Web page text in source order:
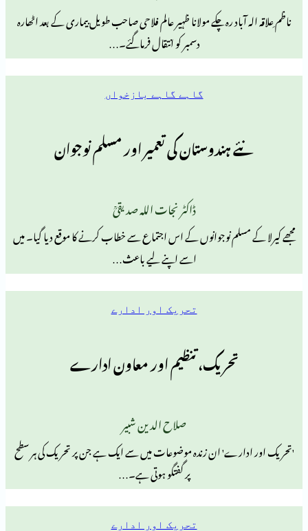
رہ چکے مولانا ظہیر عالم فلاحی صاحب طویل بیماری کے بعد اٹھارہ
دسمبر کو انتقال فرماگئے۔…
گاہے گاہے بازخواں
ہندوستان کی تعمیر اور مسلم نوجوان
ڈاکٹر نجات اللہ صدیقیؒ
نوجوانوں کے اس اجتماع سے خطاب کرنے کا موقع دیا گیا۔ میں
اسے اپنے لیے باعث…
تحریک اور ادارے
تحریک، تنظیم اور معاون ادارے
ان زندہ موضوعات میں سے ایک ہے جن پر تحریک کی ہر سطح
پر گفتگو ہوتی ہے۔…
تحریک اور ادارے